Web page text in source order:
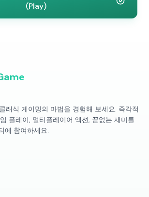
(Play)
래식 게이밍의 마법을 경험해 보세요. 즉각적
플레이, 멀티플레이어 액션, 끝없는 재미를
에 참여하세요.